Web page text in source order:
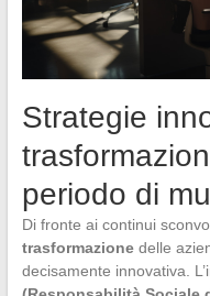
Strategie
periodo di
Di fronte ai continui
trasformazionedelle
decisamente innovativa.